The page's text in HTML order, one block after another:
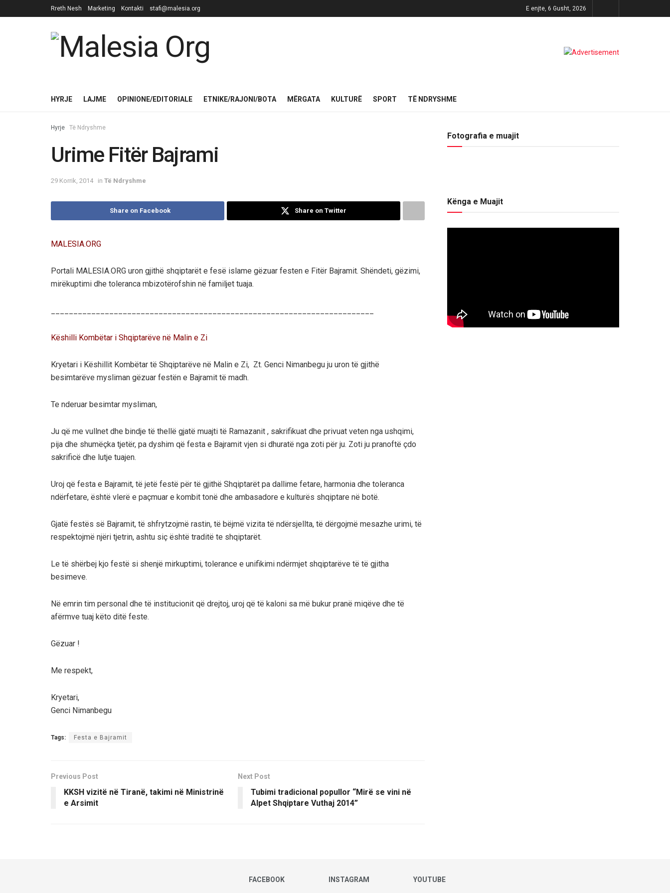
Rreth Nesh Marketing Kontakti stafi@malesia.org E enjte, 6 Gusht, 2026
HYRJE LAJME OPINIONE/EDITORIALE ETNIKE/RAJONI/BOTA MËRGATA KULTURË SPORT TË NDRYSHME
Hyrje Të Ndryshme
Urime Fitër Bajrami
29 Korrik, 2014 in Të Ndryshme
Share on Facebook Share on Twitter
MALESIA.ORG
Portali MALESIA.ORG uron gjithë shqiptarët e fesë islame gëzuar festen e Fitër Bajramit. Shëndeti, gëzimi,
mirëkuptimi dhe toleranca mbizotërofshin në familjet tuaja.
Këshilli Kombëtar i Shqiptarëve në Malin e Zi
Kryetari i Këshillit Kombëtar të Shqiptarëve në Malin e Zi, Zt. Genci Nimanbegu ju uron të gjithë
besimtarëve mysliman gëzuar festën e Bajramit të madh.
Te nderuar besimtar mysliman,
Ju që me vullnet dhe bindje të thellë gjatë muajti të Ramazanit , sakrifikuat dhe privuat veten nga ushqimi,
pija dhe shumëçka tjetër, pa dyshim që festa e Bajramit vjen si dhuratë nga zoti për ju. Zoti ju pranoftë çdo
sakrificë dhe lutje tuajen.
Uroj që festa e Bajramit, të jetë festë për të gjithë Shqiptarët pa dallime fetare, harmonia dhe toleranca
ndërfetare, është vlerë e paçmuar e kombit tonë dhe ambasadore e kulturës shqiptare në botë.
Gjatë festës së Bajramit, të shfrytzojmë rastin, të bëjmë vizita të ndërsjellta, të dërgojmë mesazhe urimi, të
respektojmë njëri tjetrin, ashtu siç është traditë te shqiptarët.
Le të shërbej kjo festë si shenjë mirkuptimi, tolerance e unifikimi ndërmjet shqiptarëve të të gjitha
besimeve.
Në emrin tim personal dhe të institucionit që drejtoj, uroj që të kaloni sa më bukur pranë miqëve dhe të
afërmve tuaj këto ditë feste.
Gëzuar !
Me respekt,
Kryetari,
Genci Nimanbegu
Tags: Festa e Bajramit
Previous Post
KKSH vizitë në Tiranë, takimi në Ministrinë
e Arsimit
Next Post
Tubimi tradicional popullor “Mirë se vini në
Alpet Shqiptare Vuthaj 2014”
Fotografia e muajit
Kënga e Muajit
FACEBOOK INSTAGRAM YOUTUBE